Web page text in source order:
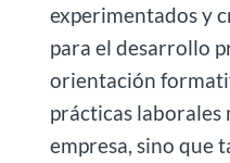
experimentados y
para el desarrollo
orientación
prácticas laborales
empresa, sino que